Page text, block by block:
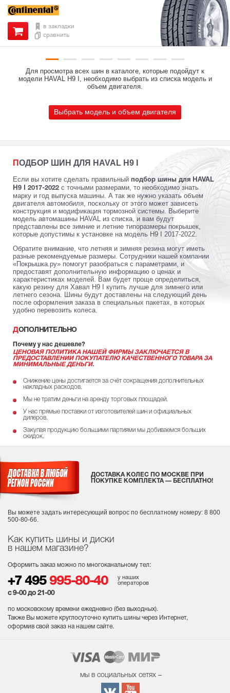
в закладки
сравнить
Для просмотра всех шин в каталоге, которые подойдут к
модели HAVAL H9 I, необходимо выбрать из списка модель и
объем двигателя.
Выбрать модель и объем двигателя
ПОДБОР ШИН ДЛЯ HAVAL H9 I
Если вы хотите сделать правильный подбор шины для HAVAL
H9 I 2017-2022 с точными размерами, то необходимо знать
марку и год выпуска машины. А так же нужно указать объем
двигателя автомобиля, поскольку от этого может зависеть
конструкция и модификация тормозной системы. Выберите
модель автомашины HAVAL из списка, и вам будут
представлены все зимние и летние типоразмеры покрышек,
которые допустимы к установке на модель H9 I 2017-2022.
Обратите внимание, что летняя и зимняя резина могут иметь
разные рекомендуемые размеры. Сотрудники нашей компании
«Покрышка.ру» помогут разобраться с параметрами, и
предоставят дополнительную информацию о ценах и
характеристиках моделей. Вам будет проще определиться,
какую резину для Хавал H9 I купить лучше для зимнего или
летнего сезона. Шины будут доставлены на следующий день
после оформления заказа в специальных пакетах, в которых
удобно перевозить колеса.
ДОПОЛНИТЕЛЬНО
Почему у нас дешевле?
ЦЕНОВАЯ ПОЛИТИКА НАШЕЙ ФИРМЫ ЗАКЛЮЧАЕТСЯ В
ПРЕДОСТАВЛЕНИИ ПОКУПАТЕЛЮ КАЧЕСТВЕННОГО ТОВАРА ЗА
МИНИМАЛЬНЫЕ ДЕНЬГИ.
Снижение цены достигается за счёт сокращения дополнительных
накладных расходов.
Мы не тратим деньги на аренду торговых площадей.
У нас прямые поставки от изготовителей шин и официальных
дилеров.
Закупая продукцию большими партиями мы добиваемся больших
скидок.
Как купить шины и диски
в нашем магазине?
Оформить заказ можно по многоканальному тел:
+7 495 995-80-40
у наших
операторов
с 9-00 до 21-00
по московскому времени ежедневно (без выходных).
Также Вы можете круглосуточно купить шины через Интернет,
оформив свой заказ на нашем сайте.
ДОСТАВКА КОЛЕС ПО МОСКВЕ ПРИ
ПОКУПКЕ КОМПЛЕКТА — БЕСПЛАТНО!
Вы можете задать интересующий вопрос по бесплатному номеру: 8 800
500-80-66.
мы в социальных сетях –